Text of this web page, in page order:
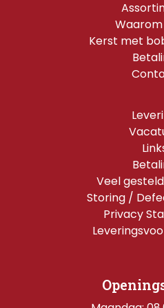
Kerst met
Veel
Storing /
Privacy